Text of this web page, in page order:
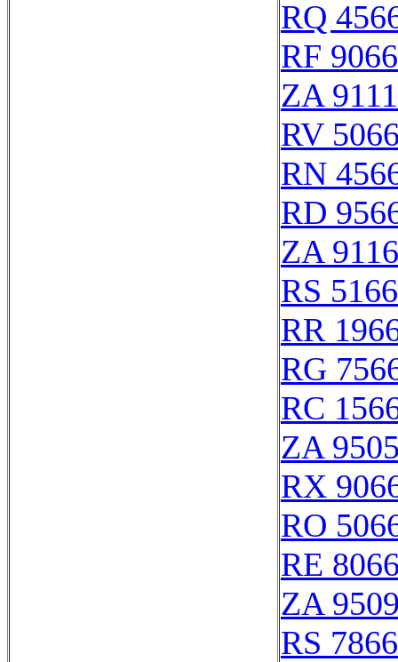
RQ
RF
ZA
RV
RN
RD
ZA
RS
RR
RG
RC
ZA
RX
RO
RE
ZA
RS